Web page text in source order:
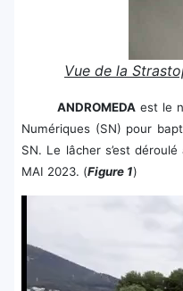
Vue de la
ANDROMEDA est le
Numériques (SN) pour
SN. Le lâcher s’est
MAI 2023. (Figure 1)